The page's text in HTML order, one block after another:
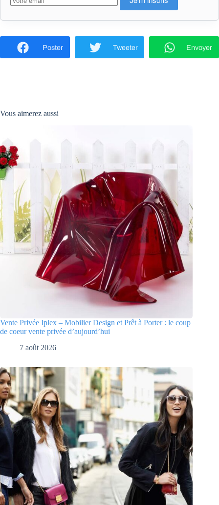
Poster Tweeter Envoyer
Vous aimerez aussi
Vente Privée Iplex – Mobilier Design et Prêt à Porter : le coup
de coeur vente privée d’aujourd’hui
7 août 2026